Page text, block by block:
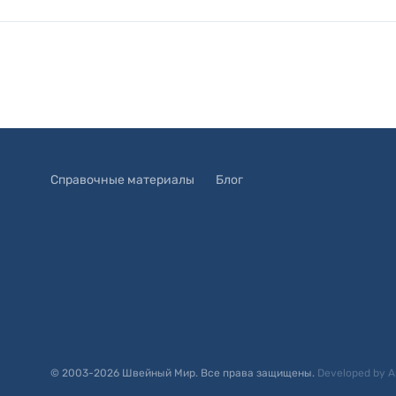
Справочные материалы Блог
© 2003-2026 Швейный Мир. Все права защищены. Developed by